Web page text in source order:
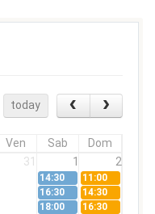
today
Ven Sab
Dom
31 1 2
14:30
11:00
16:30
14:30
18:00
16:30